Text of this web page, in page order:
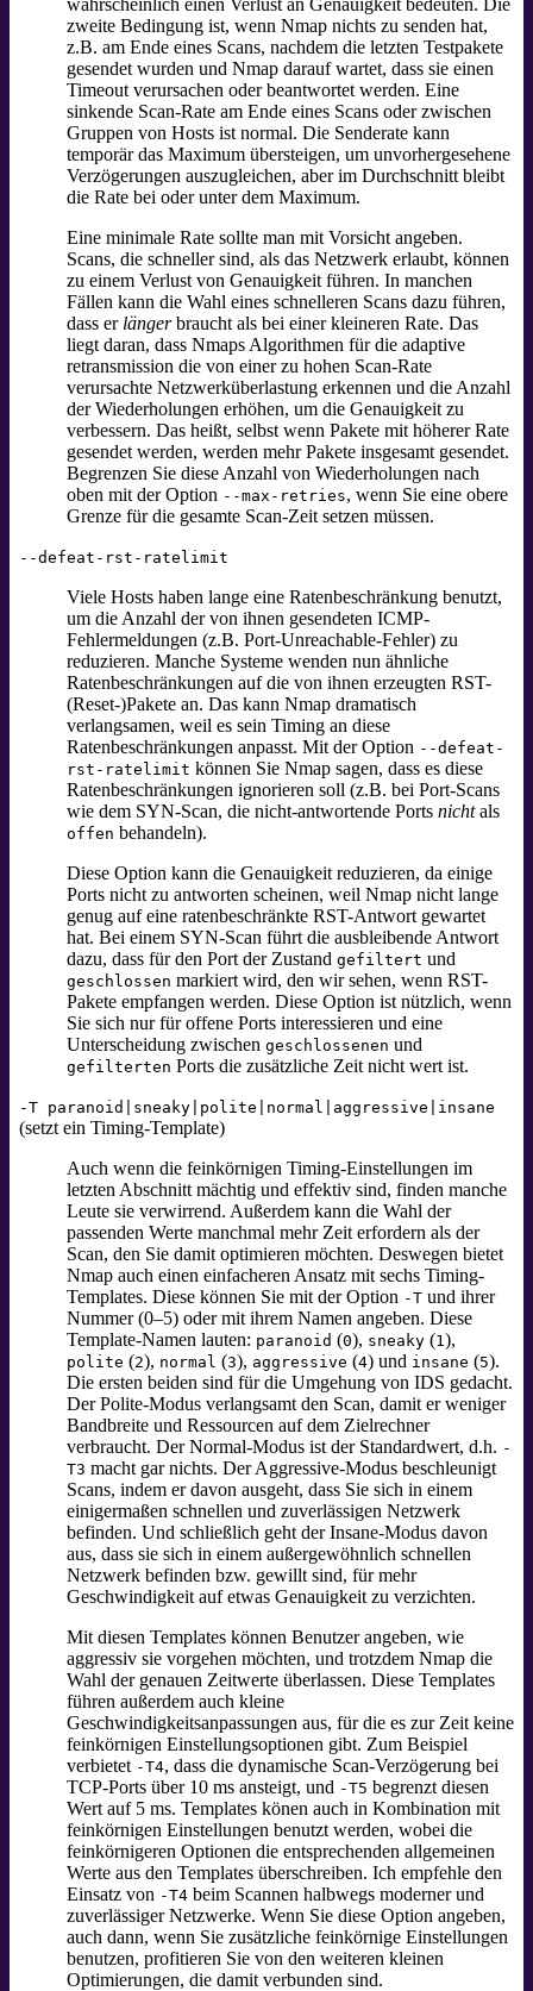
zweite Bedingung ist, wenn Nmap nichts zu senden hat,
z.B. am Ende eines Scans, nachdem die letzten Testpakete
gesendet wurden und Nmap darauf wartet, dass sie einen
Timeout verursachen oder beantwortet werden. Eine
sinkende Scan-Rate am Ende eines Scans oder zwischen
Gruppen von Hosts ist normal. Die Senderate kann
temporär das Maximum übersteigen, um unvorhergesehene
Verzögerungen auszugleichen, aber im Durchschnitt bleibt
die Rate bei oder unter dem Maximum.
Eine minimale Rate sollte man mit Vorsicht angeben.
Scans, die schneller sind, als das Netzwerk erlaubt, können
zu einem Verlust von Genauigkeit führen. In manchen
Fällen kann die Wahl eines schnelleren Scans dazu führen,
dass er längerbraucht als bei einer kleineren Rate. Das
liegt daran, dass Nmaps Algorithmen für die adaptive
retransmission die von einer zu hohen Scan-Rate
verursachte Netzwerküberlastung erkennen und die Anzahl
der Wiederholungen erhöhen, um die Genauigkeit zu
verbessern. Das heißt, selbst wenn Pakete mit höherer Rate
gesendet werden, werden mehr Pakete insgesamt gesendet.
Begrenzen Sie diese Anzahl von Wiederholungen nach
oben mit der Option --max-retries, wenn Sie eine obere
Grenze für die gesamte Scan-Zeit setzen müssen.
--defeat-rst-ratelimit
Viele Hosts haben lange eine Ratenbeschränkung benutzt,
um die Anzahl der von ihnen gesendeten ICMP-
Fehlermeldungen (z.B. Port-Unreachable-Fehler) zu
reduzieren. Manche Systeme wenden nun ähnliche
Ratenbeschränkungen auf die von ihnen erzeugten RST-
(Reset-)Pakete an. Das kann Nmap dramatisch
verlangsamen, weil es sein Timing an diese
Ratenbeschränkungen anpasst. Mit der Option --defeat-
rst-ratelimit können Sie Nmap sagen, dass es diese
Ratenbeschränkungen ignorieren soll (z.B. bei Port-Scans
wie dem SYN-Scan, die nicht-antwortende Ports nichtals
offen behandeln).
Diese Option kann die Genauigkeit reduzieren, da einige
Ports nicht zu antworten scheinen, weil Nmap nicht lange
genug auf eine ratenbeschränkte RST-Antwort gewartet
hat. Bei einem SYN-Scan führt die ausbleibende Antwort
dazu, dass für den Port der Zustand gefiltert und
geschlossen markiert wird, den wir sehen, wenn RST-
Pakete empfangen werden. Diese Option ist nützlich, wenn
Sie sich nur für offene Ports interessieren und eine
Unterscheidung zwischen geschlossenen und
gefilterten Ports die zusätzliche Zeit nicht wert ist.
-T paranoid|sneaky|polite|normal|aggressive|insane
(setzt ein Timing-Template)
Auch wenn die feinkörnigen Timing-Einstellungen im
letzten Abschnitt mächtig und effektiv sind, finden manche
Leute sie verwirrend. Außerdem kann die Wahl der
passenden Werte manchmal mehr Zeit erfordern als der
Scan, den Sie damit optimieren möchten. Deswegen bietet
Nmap auch einen einfacheren Ansatz mit sechs Timing-
Templates. Diese können Sie mit der Option -T und ihrer
Nummer (0–5) oder mit ihrem Namen angeben. Diese
Template-Namen lauten: paranoid (0), sneaky (1 ),
polite (2), normal (3), aggressive (4) und insane (5).
Die ersten beiden sind für die Umgehung von IDS gedacht.
Der Polite-Modus verlangsamt den Scan, damit er weniger
Bandbreite und Ressourcen auf dem Zielrechner
verbraucht. Der Normal-Modus ist der Standardwert, d.h. -
T3 macht gar nichts. Der Aggressive-Modus beschleunigt
Scans, indem er davon ausgeht, dass Sie sich in einem
einigermaßen schnellen und zuverlässigen Netzwerk
befinden. Und schließlich geht der Insane-Modus davon
aus, dass sie sich in einem außergewöhnlich schnellen
Netzwerk befinden bzw. gewillt sind, für mehr
Geschwindigkeit auf etwas Genauigkeit zu verzichten.
Mit diesen Templates können Benutzer angeben, wie
aggressiv sie vorgehen möchten, und trotzdem Nmap die
Wahl der genauen Zeitwerte überlassen. Diese Templates
führen außerdem auch kleine
Geschwindigkeitsanpassungen aus, für die es zur Zeit keine
feinkörnigen Einstellungsoptionen gibt. Zum Beispiel
verbietet -T4, dass die dynamische Scan-Verzögerung bei
TCP-Ports über 10 ms ansteigt, und -T5 begrenzt diesen
Wert auf 5 ms. Templates könen auch in Kombination mit
feinkörnigen Einstellungen benutzt werden, wobei die
feinkörnigeren Optionen die entsprechenden allgemeinen
Werte aus den Templates überschreiben. Ich empfehle den
Einsatz von -T4 beim Scannen halbwegs moderner und
zuverlässiger Netzwerke. Wenn Sie diese Option angeben,
auch dann, wenn Sie zusätzliche feinkörnige Einstellungen
benutzen, profitieren Sie von den weiteren kleinen
Optimierungen, die damit verbunden sind.